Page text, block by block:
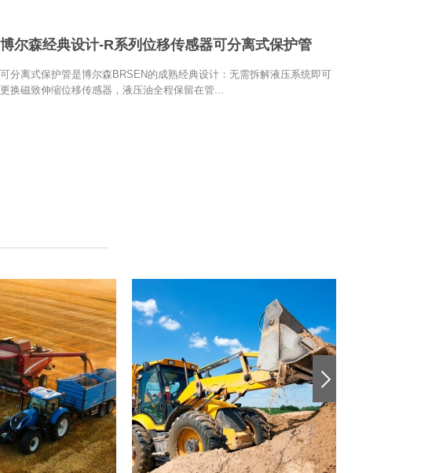
博尔森经典设计-R系列位移传感器可分离式保护管
可分离式保护管是博尔森BRSEN的成熟经典设计：无需拆解液压系统即可
更换磁致伸缩位移传感器，液压油全程保留在管...